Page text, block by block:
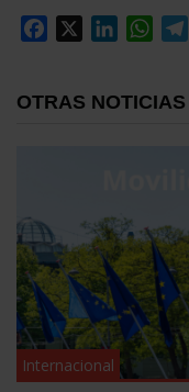
Facebook
LinkedIn
OTRAS NOTICIAS
Internacional